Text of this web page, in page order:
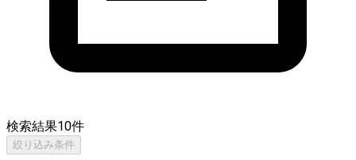
検索結果10件
絞り込み条件